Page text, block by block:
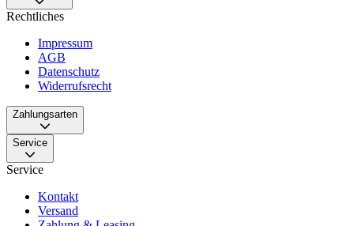
Rechtliches
Impressum
AGB
Datenschutz
Widerrufsrecht
Zahlungsarten
Service
Service
Kontakt
Versand